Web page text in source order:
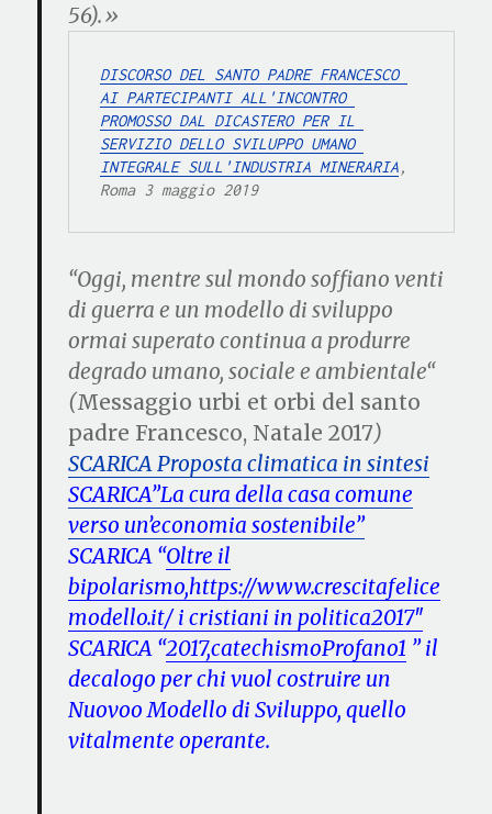
56).»
DISCORSO DEL SANTO PADRE FRANCESCO
AI PARTECIPANTI ALL'INCONTRO
PROMOSSO DAL DICASTERO PER IL
SERVIZIO DELLO SVILUPPO UMANO
INTEGRALE SULL'INDUSTRIA MINERARIA,
Roma 3 maggio 2019
“Oggi, mentre sul mondo soffiano venti
di guerra e un modello di sviluppo
ormai superato continua a produrre
degrado umano, sociale e ambientale“
(Messaggio urbi et orbi del santo
padre Francesco, Natale 2017)
SCARICA Proposta climatica in sintesi
SCARICA”La cura della casa comune
verso un’economia sostenibile”
SCARICA “Oltre il
bipolarismo,https://www.crescitafelice
modello.it/ i cristiani in politica2017″
SCARICA “2017,catechismoProfano1 ” il
decalogo per chi vuol costruire un
Nuovoo Modello di Sviluppo, quello
vitalmente operante.